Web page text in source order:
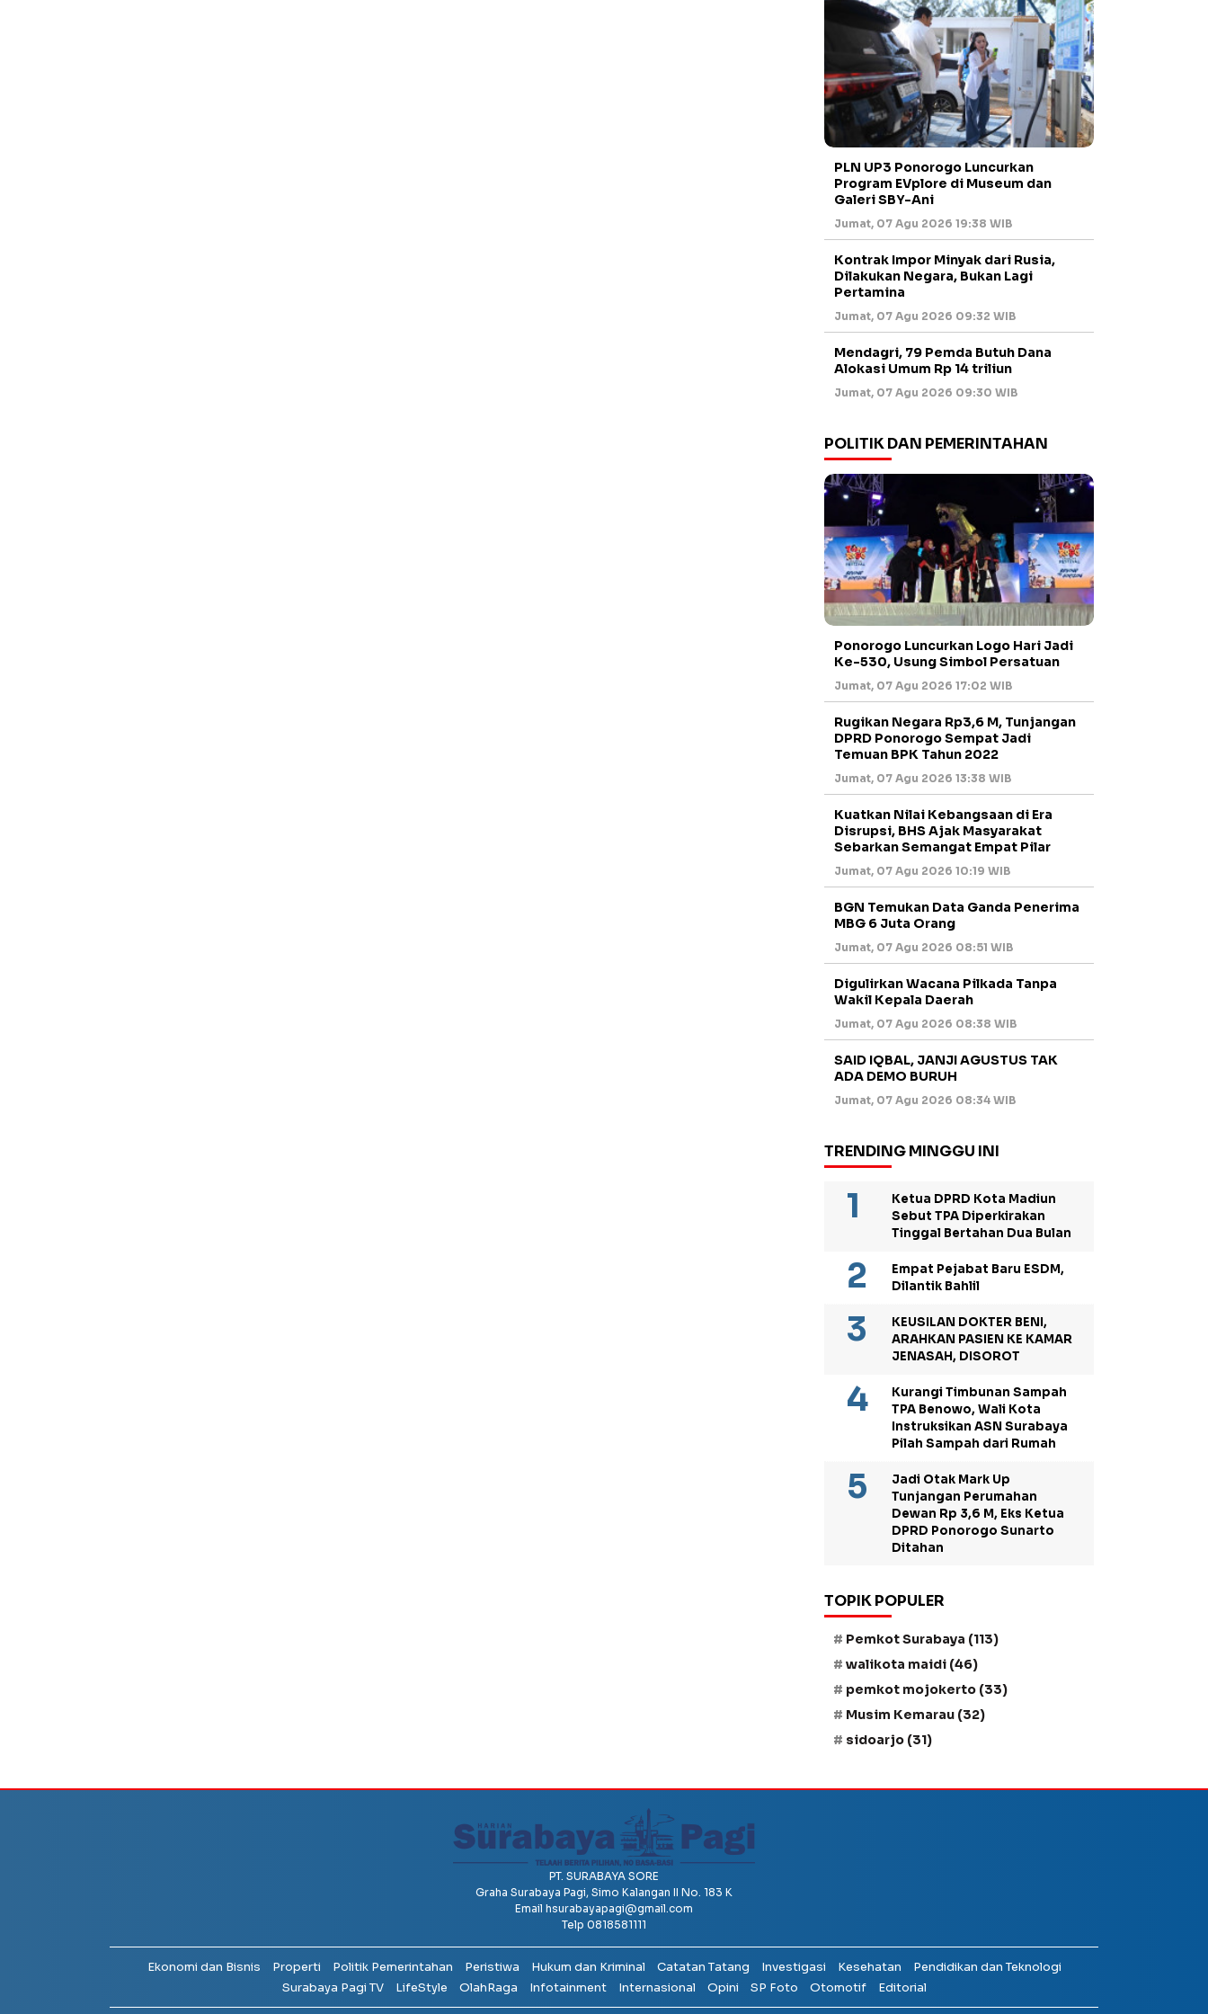
PLN UP3 Ponorogo Luncurkan
Program EVplore di Museum dan
Galeri SBY-Ani
Jumat, 07 Agu 2026 19:38 WIB
Kontrak Impor Minyak dari Rusia,
Dilakukan Negara, Bukan Lagi
Pertamina
Jumat, 07 Agu 2026 09:32 WIB
Mendagri, 79 Pemda Butuh Dana
Alokasi Umum Rp 14 triliun
Jumat, 07 Agu 2026 09:30 WIB
POLITIK DAN PEMERINTAHAN
Ponorogo Luncurkan Logo Hari Jadi
Ke-530, Usung Simbol Persatuan
Jumat, 07 Agu 2026 17:02 WIB
Rugikan Negara Rp3,6 M, Tunjangan
DPRD Ponorogo Sempat Jadi
Temuan BPK Tahun 2022
Jumat, 07 Agu 2026 13:38 WIB
Kuatkan Nilai Kebangsaan di Era
Disrupsi, BHS Ajak Masyarakat
Sebarkan Semangat Empat Pilar
Jumat, 07 Agu 2026 10:19 WIB
BGN Temukan Data Ganda Penerima
MBG 6 Juta Orang
Jumat, 07 Agu 2026 08:51 WIB
Digulirkan Wacana Pilkada Tanpa
Wakil Kepala Daerah
Jumat, 07 Agu 2026 08:38 WIB
SAID IQBAL, JANJI AGUSTUS TAK
ADA DEMO BURUH
Jumat, 07 Agu 2026 08:34 WIB
TRENDING MINGGU INI
Ketua DPRD Kota Madiun
Sebut TPA Diperkirakan
Tinggal Bertahan Dua Bulan
Empat Pejabat Baru ESDM,
Dilantik Bahlil
KEUSILAN DOKTER BENI,
ARAHKAN PASIEN KE KAMAR
JENASAH, DISOROT
Kurangi Timbunan Sampah
TPA Benowo, Wali Kota
Instruksikan ASN Surabaya
Pilah Sampah dari Rumah
Jadi Otak Mark Up
Tunjangan Perumahan
Dewan Rp 3,6 M, Eks Ketua
DPRD Ponorogo Sunarto
Ditahan
TOPIK POPULER
Pemkot Surabaya (113)
walikota maidi (46)
pemkot mojokerto (33)
Musim Kemarau (32)
sidoarjo (31)
PT. SURABAYA SORE
Graha Surabaya Pagi, Simo Kalangan II No. 183 K
Email hsurabayapagi@gmail.com
Telp 0818581111
Ekonomi dan Bisnis Properti Politik Pemerintahan Peristiwa Hukum dan Kriminal Catatan Tatang Investigasi Kesehatan
Pendidikan dan Teknologi
Surabaya Pagi TV
LifeStyle OlahRaga Infotainment Internasional Opini SP Foto Otomotif Editorial